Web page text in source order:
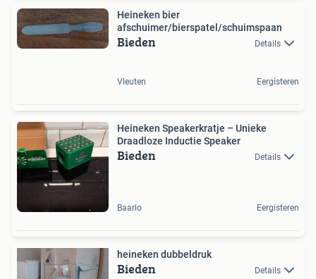
Heineken bier
afschuimer/bierspatel/schuimspaan
Bieden Details
Vleuten Eergisteren
Heineken Speakerkratje – Unieke
Draadloze Inductie Speaker
Bieden Details
Baarlo Eergisteren
heineken dubbeldruk
Bieden Details